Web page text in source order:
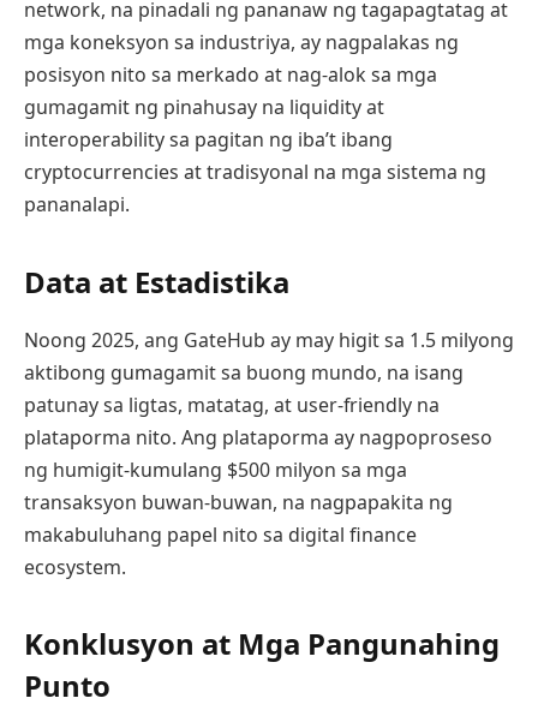
network, na pinadali ng pananaw ng tagapagtatag at
mga koneksyon sa industriya, ay nagpalakas ng
posisyon nito sa merkado at nag-alok sa mga
gumagamit ng pinahusay na liquidity at
interoperability sa pagitan ng iba’t ibang
cryptocurrencies at tradisyonal na mga sistema ng
pananalapi.
Data at Estadistika
Noong 2025, ang GateHub ay may higit sa 1.5 milyong
aktibong gumagamit sa buong mundo, na isang
patunay sa ligtas, matatag, at user-friendly na
plataporma nito. Ang plataporma ay nagpoproseso
ng humigit-kumulang $500 milyon sa mga
transaksyon buwan-buwan, na nagpapakita ng
makabuluhang papel nito sa digital finance
ecosystem.
Konklusyon at Mga Pangunahing
Punto